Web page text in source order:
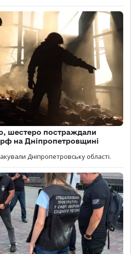
шестеро постраждали
рф на Дніпропетровщині
Дніпропетровську області.